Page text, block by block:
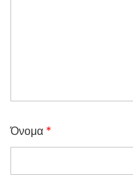
Όνομα *